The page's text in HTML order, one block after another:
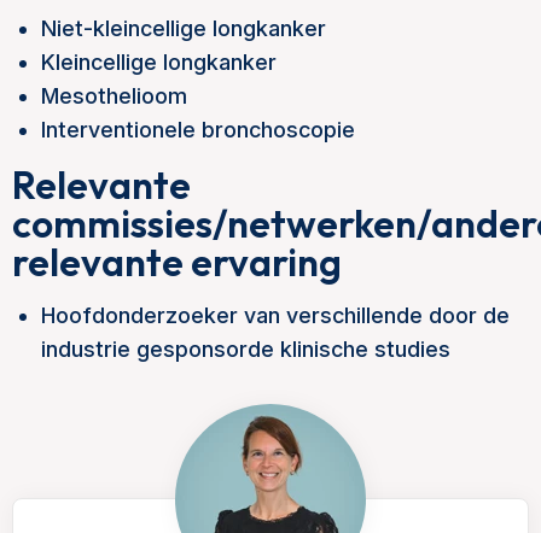
Niet-kleincellige longkanker
Kleincellige longkanker
Mesothelioom
Interventionele bronchoscopie
Relevante
commissies/netwerken/
relevante ervaring
Hoofdonderzoeker van verschillende door de
industrie gesponsorde klinische studies